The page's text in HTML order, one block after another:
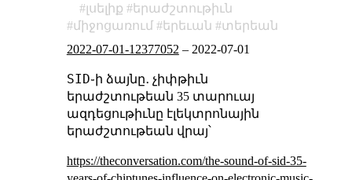
լսելիք
երաժշտութիւն
միջոցառում
երեւան
տերեան
2022-07-01-12377052 – 2022-07-01
SID֊ի ձայնը․ չիփթիւն
երաժշտութեան 35 տարուայ
ազդեցութիւնը էլեկտրոնային
երաժշտութեան վրայ՝
https://theconversation.com/the-sound-of-sid-35-